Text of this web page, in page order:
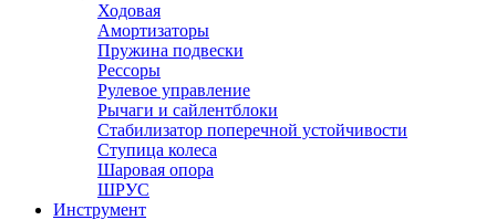
Ходовая
Амортизаторы
Пружина подвески
Рессоры
Рулевое управление
Рычаги и сайлентблоки
Стабилизатор поперечной устойчивости
Ступица колеса
Шаровая опора
ШРУС
Инструмент